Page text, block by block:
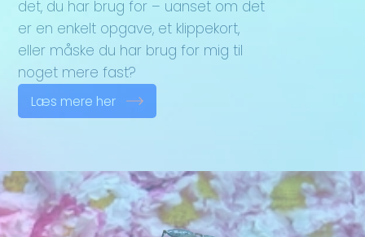
det, du har brug for – uanset om det
er en enkelt opgave, et klippekort,
eller måske du har brug for mig til
noget mere fast?
Læs mere her